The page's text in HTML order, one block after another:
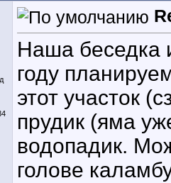
Наша беседка
году
этот участок
прудик (яма
водопадик.
голове